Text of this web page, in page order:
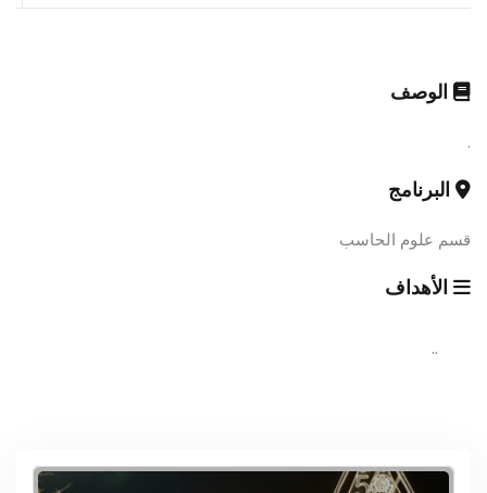
الوصف
.
البرنامج
قسم علوم الحاسب
الأهداف
..